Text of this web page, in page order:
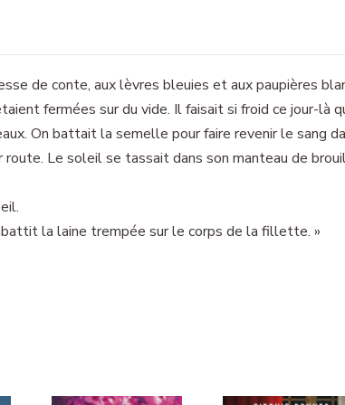
de conte, aux lèvres bleuies et aux paupières
fermées sur du vide. Il faisait si froid ce jour-là
On battait la semelle pour faire revenir le sang
Le soleil se tassait dans son manteau de
la laine trempée sur le corps de la fillette. »